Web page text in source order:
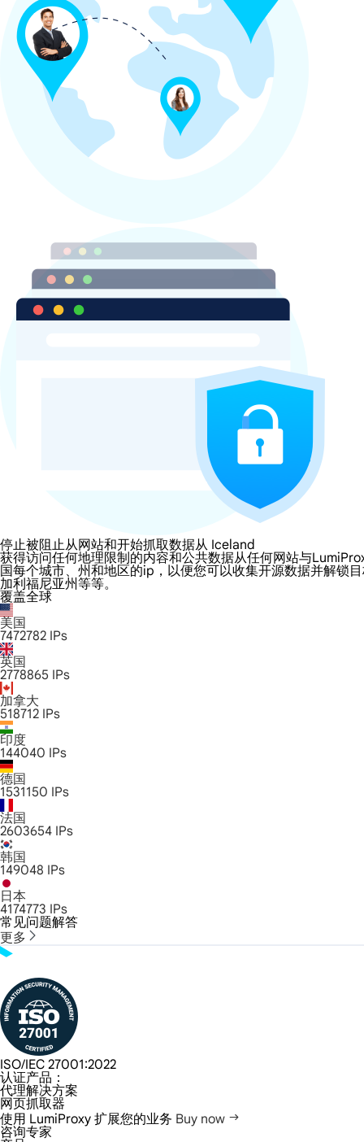
停止被阻止从网站和开始抓取数据从 Iceland
获得访问任何地理限制的内容和公共数据从任何网站与
国每个城市、州和地区的ip，以便您可以收集开源数据并解锁
加利福尼亚州等等。
覆盖全球
美国
7472782 IPs
英国
2778865 IPs
加拿大
518712 IPs
印度
144040 IPs
德国
1531150 IPs
法国
2603654 IPs
韩国
149048 IPs
日本
4174773 IPs
常见问题解答
更多
ISO/IEC 27001:2022
认证产品：
代理解决方案
网页抓取器
使用 LumiProxy 扩展您的业务 Buy now
咨询专家